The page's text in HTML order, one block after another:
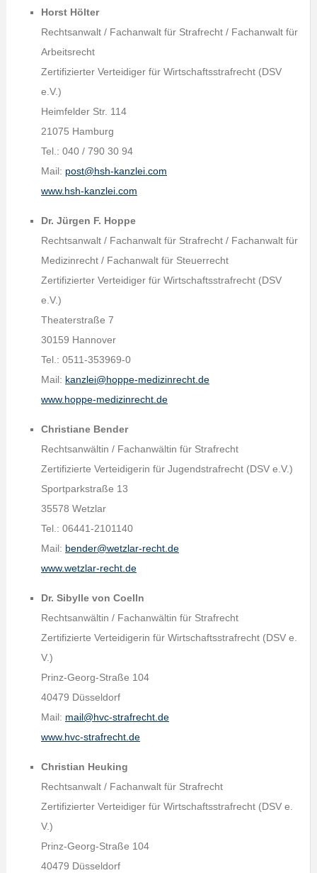
Horst Hölter
Rechtsanwalt / Fachanwalt für Strafrecht / Fachanwalt für
Arbeitsrecht
Zertifizierter Verteidiger für Wirtschaftsstrafrecht (DSV
e.V.)
Heimfelder Str. 114
21075 Hamburg
Tel.: 040 / 790 30 94
Mail: post@hsh-kanzlei.com
www.hsh-kanzlei.com
Dr. Jürgen F. Hoppe
Rechtsanwalt / Fachanwalt für Strafrecht / Fachanwalt für
Medizinrecht / Fachanwalt für Steuerrecht
Zertifizierter Verteidiger für Wirtschaftsstrafrecht (DSV
e.V.)
Theaterstraße 7
30159 Hannover
Tel.: 0511-353969-0
Mail: kanzlei@hoppe-medizinrecht.de
www.hoppe-medizinrecht.de
Christiane Bender
Rechtsanwältin / Fachanwältin für Strafrecht
Zertifizierte Verteidigerin für Jugendstrafrecht (DSV e.V.)
Sportparkstraße 13
35578 Wetzlar
Tel.: 06441-2101140
Mail: bender@wetzlar-recht.de
www.wetzlar-recht.de
Dr. Sibylle von Coelln
Rechtsanwältin / Fachanwältin für Strafrecht
Zertifizierte Verteidigerin für Wirtschaftsstrafrecht (DSV e.
V.)
Prinz-Georg-Straße 104
40479 Düsseldorf
Mail: mail@hvc-strafrecht.de
www.hvc-strafrecht.de
Christian Heuking
Rechtsanwalt / Fachanwalt für Strafrecht
Zertifizierter Verteidiger für Wirtschaftsstrafrecht (DSV e.
V.)
Prinz-Georg-Straße 104
40479 Düsseldorf